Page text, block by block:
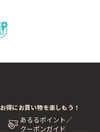
お得にお買い物を楽しもう！
あるるポイント／
クーポンガイド